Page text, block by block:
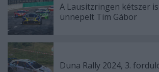
A Lausitzringen kétszer
ünnepelt Tim Gábor
Duna Rally 2024, 3.